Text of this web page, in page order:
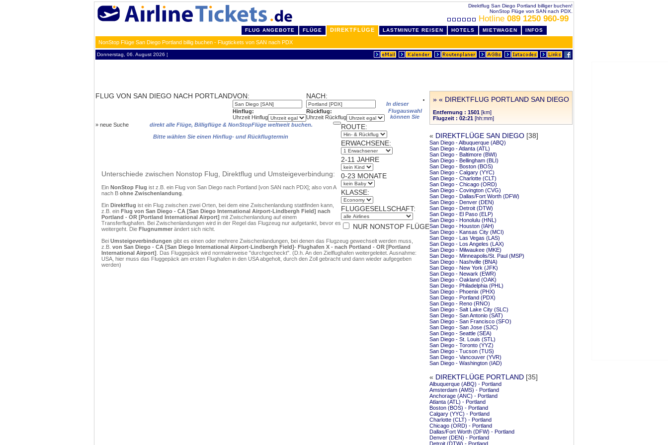
Direktflug San Diego Portland billiger buchen!
NonStop Flüge von SAN nach PDX.
Hotline 089 1250 960-99
FLUG ANGEBOTE FLÜGE DIREKTFLÜGE LASTMINUTE REISEN HOTELS MIETWAGEN INFOS
NonStop Flüge San Diego Portland billig buchen - Flugtickets von SAN nach PDX
Donnerstag, 06. August 2026 ¦
FLUG VON SAN DIEGO NACH PORTLANDVON:
Hinflug:
Uhrzeit Hinflug
NACH:
Rückflug:
Uhrzeit Rückflug
ROUTE:
ERWACHSENE:
2-11 JAHRE
0-23 MONATE
KLASSE:
FLUGGESELLSCHAFT:
NUR NONSTOP FLÜGE
» neue Suche
In dieser
Flugauswahl
können Sie
direkt alle Flüge, Billigflüge & NonStopFlüge weltweit buchen.
Bitte wählen Sie einen Hinflug- und Rückflugtermin
Unterschiede zwischen Nonstop Flug, Direktflug und Umsteigeverbindung:
Ein NonStop Flug ist z.B. ein Flug von San Diego nach Portland [von SAN nach PDX]; also von A
nach B ohne Zwischenlandung
Ein Direktflug ist ein Flug zwischen zwei Orten, bei dem eine Zwischenlandung stattfinden kann,
z.B. ein Flug von San Diego - CA [San Diego International Airport-Lindbergh Field] nach
Portland - OR [Portland International Airport] mit Zwischenlandung auf einem
Transferflughafen. Bei Zwischenlandungen wird in der Regel das Flugzeug nur aufgetankt, bevor es
weitergeht. Die Flugnummer ändert sich nicht.
Bei Umsteigeverbindungen gibt es einen oder mehrere Zwischenlandungen, bei denen das Flugzeug gewechselt werden muss,
z.B. von San Diego - CA [San Diego International Airport-Lindbergh Field]- Flughafen X - nach Portland - OR [Portland
International Airport] . Das Fluggepäck wird normalerweise "durchgecheckt". (D.h. An den Zielflughafen weitergeleitet. Ausnahme:
USA, hier muss das Fluggepäck am ersten Flughafen in den USA abgeholt, durch den Zoll gebracht und dann wieder aufgegeben
werden)
» « DIREKTFLUG PORTLAND SAN DIEGO
Entfernung : 1501 [km]
Flugzeit : 02:21 [hh:mm]
« DIREKTFLÜGE SAN DIEGO [38]
San Diego - Albuquerque (ABQ)
San Diego - Atlanta (ATL)
San Diego - Baltimore (BWI)
San Diego - Bellingham (BLI)
San Diego - Boston (BOS)
San Diego - Calgary (YYC)
San Diego - Charlotte (CLT)
San Diego - Chicago (ORD)
San Diego - Covington (CVG)
San Diego - Dallas/Fort Worth (DFW)
San Diego - Denver (DEN)
San Diego - Detroit (DTW)
San Diego - El Paso (ELP)
San Diego - Honolulu (HNL)
San Diego - Houston (IAH)
San Diego - Kansas City (MCI)
San Diego - Las Vegas (LAS)
San Diego - Los Angeles (LAX)
San Diego - Milwaukee (MKE)
San Diego - Minneapolis/St. Paul (MSP)
San Diego - Nashville (BNA)
San Diego - New York (JFK)
San Diego - Newark (EWR)
San Diego - Oakland (OAK)
San Diego - Philadelphia (PHL)
San Diego - Phoenix (PHX)
San Diego - Portland (PDX)
San Diego - Reno (RNO)
San Diego - Salt Lake City (SLC)
San Diego - San Antonio (SAT)
San Diego - San Francisco (SFO)
San Diego - San Jose (SJC)
San Diego - Seattle (SEA)
San Diego - St. Louis (STL)
San Diego - Toronto (YYZ)
San Diego - Tucson (TUS)
San Diego - Vancouver (YVR)
San Diego - Washington (IAD)
« DIREKTFLÜGE PORTLAND [35]
Albuquerque (ABQ) - Portland
Amsterdam (AMS) - Portland
Anchorage (ANC) - Portland
Atlanta (ATL) - Portland
Boston (BOS) - Portland
Calgary (YYC) - Portland
Charlotte (CLT) - Portland
Chicago (ORD) - Portland
Dallas/Fort Worth (DFW) - Portland
Denver (DEN) - Portland
Detroit (DTW) - Portland